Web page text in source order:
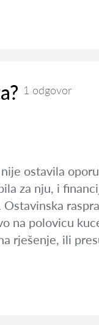
1 odgovor
ostavila
za nju, i
na polovicu
rješenje, ili